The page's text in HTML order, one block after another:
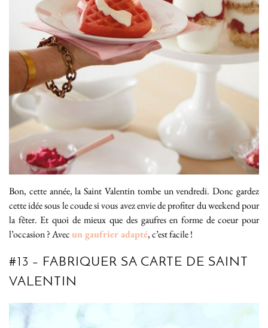
Bon, cette année, la Saint Valentin tombe un vendredi. Donc gardez
cette idée sous le coude si vous avez envie de profiter du weekend pour
la fêter. Et quoi de mieux que des gaufres en forme de coeur pour
l’occasion ? Avecun gaufrier adapté, c’est facile !
#13 – FABRIQUER SA CARTE DE SAINT
VALENTIN